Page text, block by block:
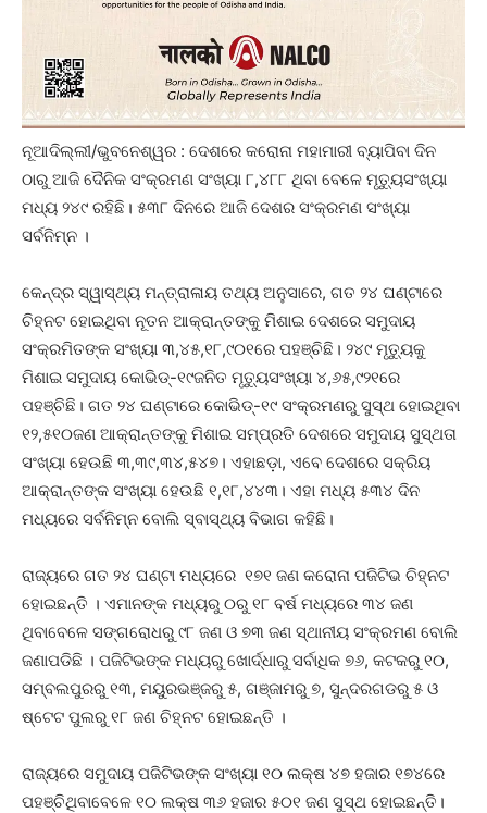
ନୂଆଦିଲ୍ଲୀ/ଭୁବନେଶ୍ୱର : ଦେଶରେ କରୋନା ମହାମାରୀ ବ୍ୟାପିବା ଦିନ
ଠାରୁ ଆଜି ଦୈନିକ ସଂକ୍ରମଣ ସଂଖ୍ୟା ୮,୪୮୮ ଥିବା ବେଳେ ମୃତ୍ୟୁସଂଖ୍ୟା
ମଧ୍ୟ ୨୪୯ ରହିଛି। ୫୩୮ ଦିନରେ ଆଜି ଦେଶର ସଂକ୍ରମଣ ସଂଖ୍ୟା
ସର୍ବନିମ୍ନ ।
କେନ୍ଦ୍ର ସ୍ୱାସ୍ଥ୍ୟ ମନ୍ତ୍ରାଳାୟ ତଥ୍ୟ ଅନୁସାରେ, ଗତ ୨୪ ଘଣ୍ଟାରେ
ଚିହ୍ନଟ ହୋଇଥିବା ନୂତନ ଆକ୍ରାନ୍ତଙ୍କୁ ମିଶାଇ ଦେଶରେ ସମୁଦାୟ
ସଂକ୍ରମିତଙ୍କ ସଂଖ୍ୟା ୩,୪୫,୧୮,୯୦୧ରେ ପହଞ୍ଚିଛି। ୨୪୯ ମୃତ୍ୟୁକୁ
ମିଶାଇ ସମୁଦାୟ କୋଭିଡ୍‌-୧୯ଜନିତ ମୃତ୍ୟୁସଂଖ୍ୟା ୪,୬୫,୯୨୧ରେ
ପହଞ୍ଚିଛି। ଗତ ୨୪ ଘଣ୍ଟାରେ କୋଭିଡ୍‌-୧୯ ସଂକ୍ରମଣରୁ ସୁସ୍ଥ ହୋଇଥିବା
୧୨,୫୧୦ଜଣ ଆକ୍ରାନ୍ତଙ୍କୁ ମିଶାଇ ସମ୍ପ୍ରତି ଦେଶରେ ସମୁଦାୟ ସୁସ୍ଥତା
ସଂଖ୍ୟା ହେଉଛି ୩,୩୯,୩୪,୫୪୭। ଏହାଛଡ଼ା, ଏବେ ଦେଶରେ ସକ୍ରିୟ
ଆକ୍ରାନ୍ତଙ୍କ ସଂଖ୍ୟା ହେଉଛି ୧,୧୮,୪୪୩। ଏହା ମଧ୍ୟ ୫୩୪ ଦିନ
ମଧ୍ୟରେ ସର୍ବନିମ୍ନ ବୋଲି ସ୍ବାସ୍ଥ୍ୟ ବିଭାଗ କହିଛି।
ରାଜ୍ୟରେ ଗତ ୨୪ ଘଣ୍ଟା ମଧ୍ୟରେ ୧୭୧ ଜଣ କରୋନା ପଜିଟିଭ ଚିହ୍ନଟ
ହୋଇଛନ୍ତି । ଏମାନଙ୍କ ମଧ୍ୟରୁ ୦ରୁ ୧୮ ବର୍ଷ ମଧ୍ୟରେ ୩୪ ଜଣ
ଥିବାବେଳେ ସଙ୍ଗରୋଧରୁ ୯୮ ଜଣ ଓ ୭୩ ଜଣ ସ୍ଥାନୀୟ ସଂକ୍ରମଣ ବୋଲି
ଜଣାପଡିଛି । ପଜିଟିଭଙ୍କ ମଧ୍ୟରୁ ଖୋର୍ଦ୍ଧାରୁ ସର୍ବାଧିକ ୭୬, କଟକରୁ ୧୦,
ସମ୍ବଲପୁରରୁ ୧୩, ମୟୁରଭଞ୍ଜରୁ ୫, ଗଞ୍ଜାମରୁ ୭, ସୁନ୍ଦରଗଡରୁ ୫ ଓ
ଷ୍ଟେଟ ପୁଲରୁ ୧୮ ଜଣ ଚିହ୍ନଟ ହୋଇଛନ୍ତି ।
ରାଜ୍ୟରେ ସମୁଦାୟ ପଜିଟିଭଙ୍କ ସଂଖ୍ୟା ୧୦ ଲକ୍ଷ ୪୭ ହଜାର ୧୭୪ରେ
ପହଞ୍ଚିଥିବାବେଳେ ୧୦ ଲକ୍ଷ ୩୬ ହଜାର ୫୦୧ ଜଣ ସୁସ୍ଥ ହୋଇଛନ୍ତି।